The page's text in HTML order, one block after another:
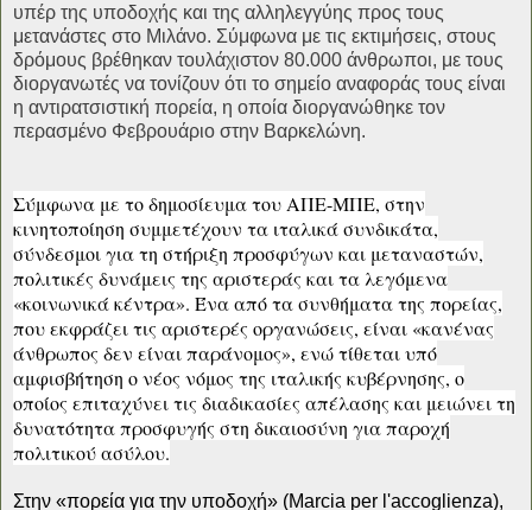
υπέρ της υποδοχής και της αλληλεγγύης προς τους
μετανάστες στο Μιλάνο. Σύμφωνα με τις εκτιμήσεις, στους
δρόμους βρέθηκαν τουλάχιστον 80.000 άνθρωποι, με τους
διοργανωτές να τονίζουν ότι το σημείο αναφοράς τους είναι
η αντιρατσιστική πορεία, η οποία διοργανώθηκε τον
περασμένο Φεβρουάριο στην Βαρκελώνη.
Σύμφωνα με το δημοσίευμα του ΑΠΕ-ΜΠΕ, στην
κινητοποίηση συμμετέχουν τα ιταλικά συνδικάτα,
σύνδεσμοι για τη στήριξη προσφύγων και μεταναστών,
πολιτικές δυνάμεις της αριστεράς και τα λεγόμενα
«κοινωνικά κέντρα». Ένα από τα συνθήματα της πορείας,
που εκφράζει τις αριστερές οργανώσεις, είναι «κανένας
άνθρωπος δεν είναι παράνομος», ενώ τίθεται υπό
αμφισβήτηση ο νέος νόμος της ιταλικής κυβέρνησης, ο
οποίος επιταχύνει τις διαδικασίες απέλασης και μειώνει τη
δυνατότητα προσφυγής στη δικαιοσύνη για παροχή
πολιτικού ασύλου.
Στην «πορεία για την υποδοχή» (Μarcia per l'accoglienza),